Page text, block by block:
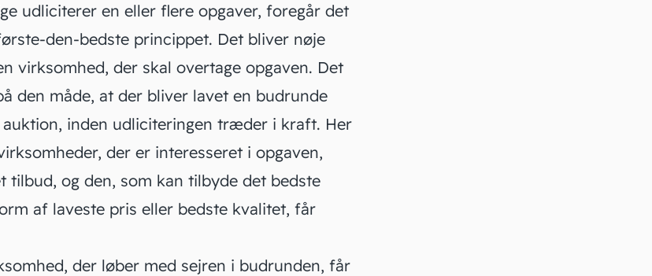
udliciterer en eller flere opgaver, foregår det
den-bedste princippet. Det bliver nøje
virksomhed, der skal overtage opgaven. Det
den måde, at der bliver lavet en budrunde
auktion, inden udliciteringen træder i kraft. Her
der er interesseret i opgaven,
tilbud, og den, som kan tilbyde det bedste
af laveste pris eller bedste kvalitet, får
der løber med sejren i budrunden, får